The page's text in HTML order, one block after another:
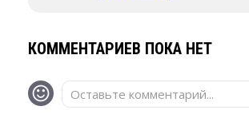
КОММЕНТАРИЕВ ПОКА НЕТ
Оставьте комментарий...